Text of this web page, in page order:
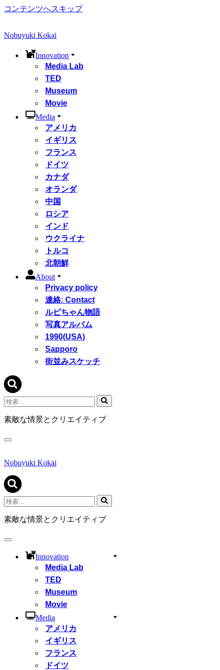
コンテンツへスキップ
Nobuyuki Kokai
Innovation
Media Lab
TED
Museum
Movie
Media
アメリカ
イギリス
フランス
ドイツ
カナダ
オランダ
中国
ロシア
インド
ウクライナ
トルコ
北朝鮮
About
Privacy policy
連絡: Contact
ルピちゃん物語
写真アルバム
1990(USA)
Sapporo
街並みスケッチ
検
索...
素敵な情景とクリエイティブ
ナ
ゲ
シ
ョ
ン
メ
ニ
ュ
Nobuyuki Kokai
検
索...
素敵な情景とクリエイティブ
ナ
Innovation
Media Lab
TED
Museum
Movie
Media
アメリカ
イギリス
フランス
ドイツ